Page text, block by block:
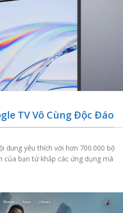
TV Vô Cùng Độc Đáo
dung yêu thích với hơn 700.000 bộ
của bạn từ khắp các ứng dụng mà